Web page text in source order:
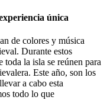
única
de colores y música
Durante estos
toda la isla se reúnen para
Este año, son los
a cabo esta
todo lo que